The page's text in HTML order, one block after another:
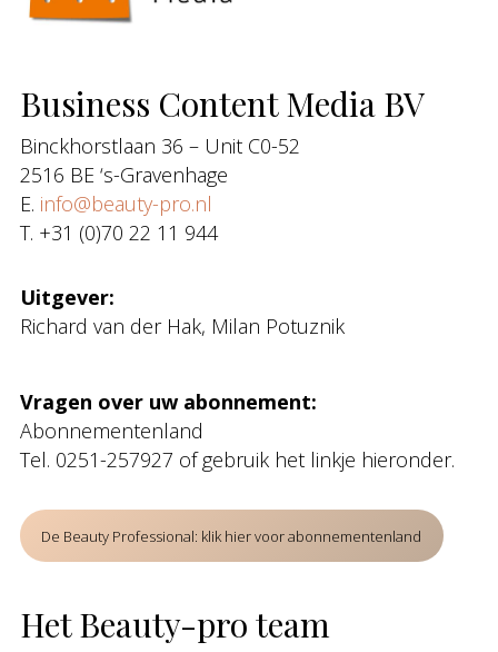
Business Content Media BV
Binckhorstlaan 36 – Unit C0-52
2516 BE ‘s-Gravenhage
E. info@beauty-pro.nl
T. +31 (0)70 22 11 944
Uitgever:
Richard van der Hak, Milan Potuznik
Vragen over uw abonnement:
Abonnementenland
Tel. 0251-257927 of gebruik het linkje hieronder.
De Beauty Professional: klik hier voor abonnementenland
Het Beauty-pro team